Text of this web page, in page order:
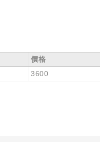
價格
3600